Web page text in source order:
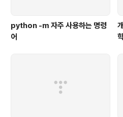
python -m 자주 사용하는 명령
어